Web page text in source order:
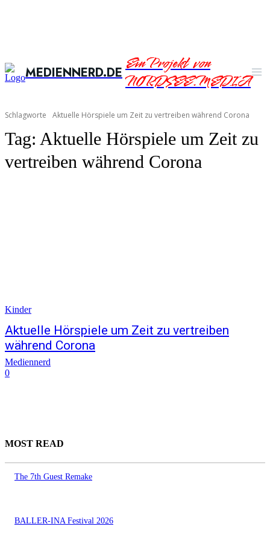
MEDIENNERD.DEEin Projekt von
NORDSEE.MEDIA
Schlagworte Aktuelle Hörspiele um Zeit zu vertreiben während Corona
Tag: Aktuelle Hörspiele um Zeit zu
vertreiben während Corona
Kinder
Aktuelle Hörspiele um Zeit zu vertreiben
während Corona
Mediennerd
0
MOST READ
The 7th Guest Remake
BALLER-INA Festival 2026